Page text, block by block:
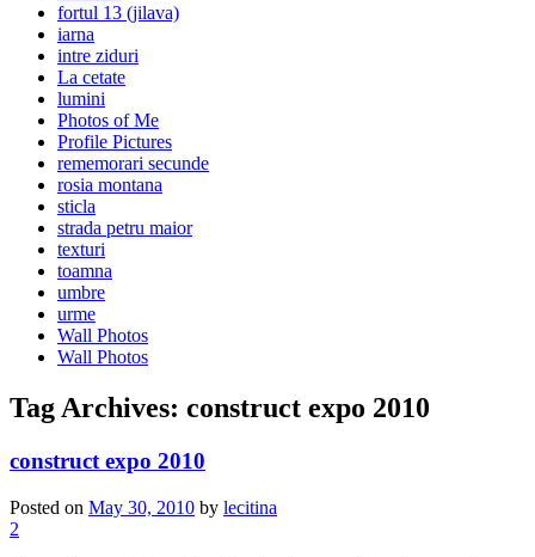
fortul 13 (jilava)
iarna
intre ziduri
La cetate
lumini
Photos of Me
Profile Pictures
rememorari secunde
rosia montana
sticla
strada petru maior
texturi
toamna
umbre
urme
Wall Photos
Wall Photos
Tag Archives: construct expo 2010
construct expo 2010
Posted on May 30, 2010 by lecitina
2